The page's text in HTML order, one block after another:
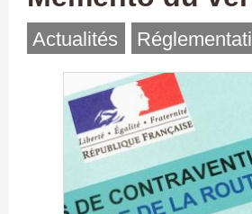
Actualités